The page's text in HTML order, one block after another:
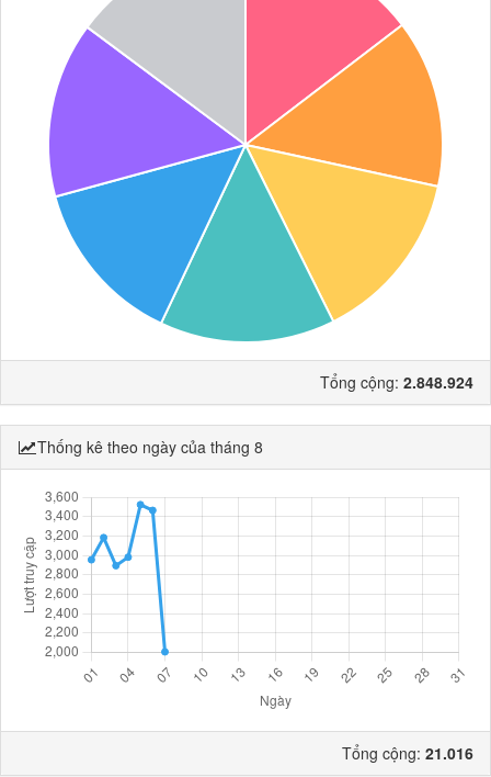
Tổng cộng: 2.848.924
Thống kê theo ngày của tháng 8
Tổng cộng: 21.016